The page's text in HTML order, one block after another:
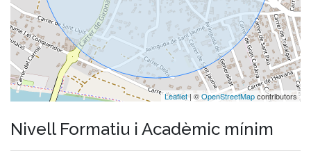
Leaflet| ©OpenStreetMapcontributors
Nivell Formatiu i Acadèmic mínim